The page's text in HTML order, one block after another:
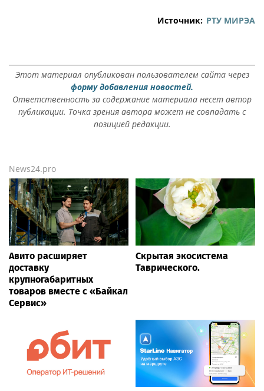
Источник: РТУ МИРЭА
Этот материал опубликован пользователем сайта через
форму добавления новостей.
Ответственность за содержание материала несет автор
публикации. Точка зрения автора может не совпадать с
позицией редакции.
News24.pro
Авито расширяет
доставку
крупногабаритных
товаров вместе с «Байкал
Сервис»
Скрытая экосистема
Таврического.